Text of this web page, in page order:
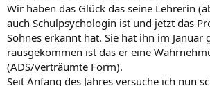
Wir haben das Glück das seine Lehrerin
auch Schulpsychologin ist und jetzt das
Sohnes erkannt hat. Sie hat ihn im Januar
rausgekommen ist das er eine
(ADS/verträumte Form).
Seit Anfang des Jahres versuche ich nun